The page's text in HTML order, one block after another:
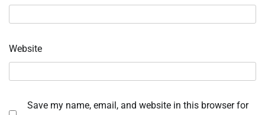
Website
Save my name, email, and website in this browser for